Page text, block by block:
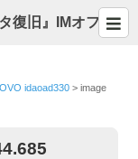
復旧』IMオフ
idaoad330 >image